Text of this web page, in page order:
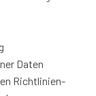
Daten
Richtlinien-